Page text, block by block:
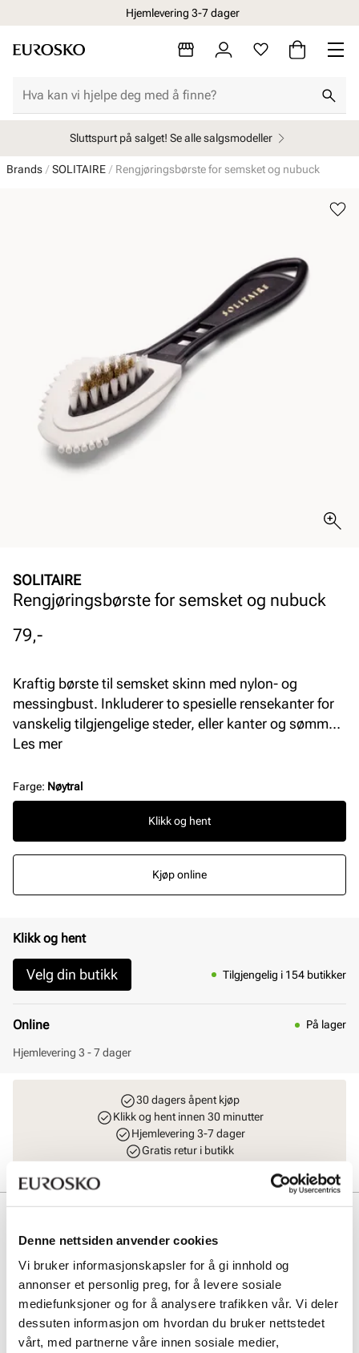
Denne nettsiden anvender cookies
Vi bruker informasjonskapsler for å gi innhold og
annonser et personlig preg, for å levere sosiale
mediefunksjoner og for å analysere trafikken vår. Vi deler
dessuten informasjon om hvordan du bruker nettstedet
vårt, med partnerne våre innen sosiale medier,
Hjemlevering 3-7 dager
Sluttspurt på salget! Se alle salgsmodeller
Brands SOLITAIRE Rengjøringsbørste for semsket og nubuck
SOLITAIRE
Rengjøringsbørste for semsket og nubuck
Pris
79,-
Kraftig børste til semsket skinn med nylon- og
messingbust. Inkluderer to spesielle rensekanter for
vanskelig tilgjengelige steder, eller kanter og sømmer.
Forstørret flate med gummiknopper for å børste opp.
denne til å rengjøre semsket skinn, eller til å lett
børste opp fiberne hvis det er behov for det. Børst
forsiktig så du ikke ødelegger materialet.
Les mer
Farge: Nøytral
Klikk og hent
Kjøp online
Klikk og hent
Velg din butikk Tilgjengelig i 154 butikker
Online På lager
Hjemlevering 3 - 7 dager
30 dagers åpent kjøp
Klikk og hent innen 30 minutter
Hjemlevering 3-7 dager
Gratis retur i butikk
Kraftig børste til semsket skinn med nylon- og messingbust.
Inkluderer to spesielle rensekanter for vanskelig tilgjengelige steder,
eller kanter og sømmer. Forstørret flate med gummiknopper for å
børste opp. Svart plasthåndtak med ergonomisk grep. Bruk denne til
å rengjøre semsket skinn, eller til å lett børste opp fiberne hvis det er
behov for det. Børst forsiktig så du ikke ødelegger materialet.